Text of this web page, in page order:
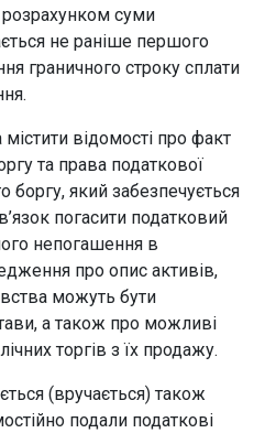
суми
не раніше першого
граничного строку сплати
відомості про факт
та права податкової
боргу, який забезпечується
погасити податковий
непогашення в
про опис активів,
можуть бути
а також про можливі
торгів з їх продажу.
(вручається) також
подали податкові